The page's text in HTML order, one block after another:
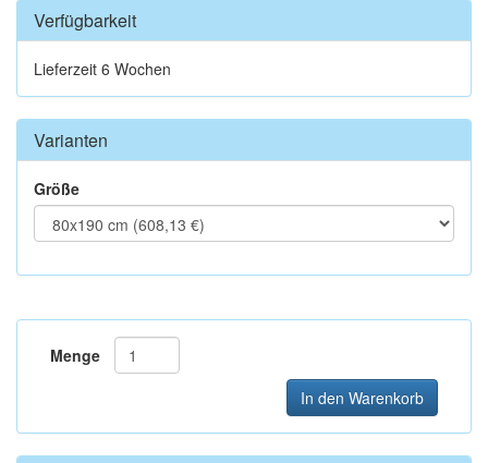
Verfügbarkeit
Lieferzeit 6 Wochen
Varianten
Größe
Menge
In den Warenkorb